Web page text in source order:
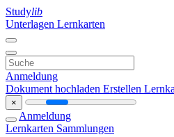
Studylib
Unterlagen Lernkarten
Anmeldung
Dokument hochladen Erstellen
×
Anmeldung
Lernkarten Sammlungen